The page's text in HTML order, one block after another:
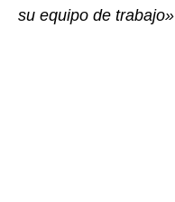
su equipo de trabajo»